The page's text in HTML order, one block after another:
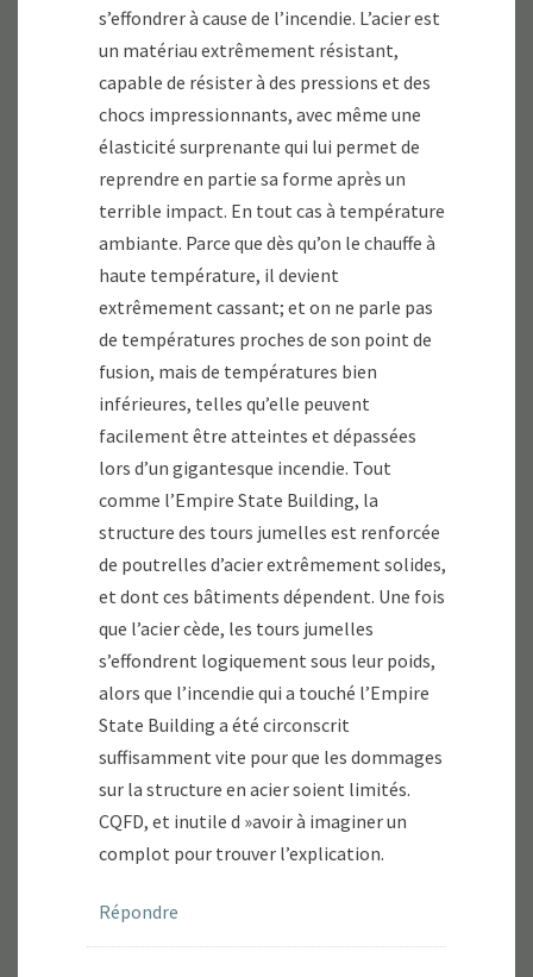
s’effondrer à cause de l’incendie. L’acier est
un matériau extrêmement résistant,
capable de résister à des pressions et des
chocs impressionnants, avec même une
élasticité surprenante qui lui permet de
reprendre en partie sa forme après un
terrible impact. En tout cas à température
ambiante. Parce que dès qu’on le chauffe à
haute température, il devient
extrêmement cassant; et on ne parle pas
de températures proches de son point de
fusion, mais de températures bien
inférieures, telles qu’elle peuvent
facilement être atteintes et dépassées
lors d’un gigantesque incendie. Tout
comme l’Empire State Building, la
structure des tours jumelles est renforcée
de poutrelles d’acier extrêmement solides,
et dont ces bâtiments dépendent. Une fois
que l’acier cède, les tours jumelles
s’effondrent logiquement sous leur poids,
alors que l’incendie qui a touché l’Empire
State Building a été circonscrit
suffisamment vite pour que les dommages
sur la structure en acier soient limités.
CQFD, et inutile d »avoir à imaginer un
complot pour trouver l’explication.
Répondre